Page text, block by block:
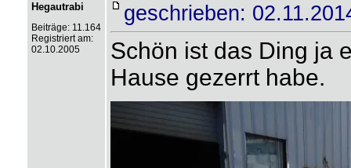
Hegautrabi
Beiträge: 11.164
Registriert am:
02.10.2005
geschrieben:
Schön ist das Ding ja
Hause gezerrt habe.